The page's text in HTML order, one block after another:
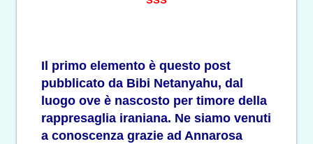
Il primo elemento è questo post
pubblicato da Bibi Netanyahu, dal
luogo ove è nascosto per timore della
rappresaglia iraniana. Ne siamo venuti
a conoscenza grazie ad Annarosa